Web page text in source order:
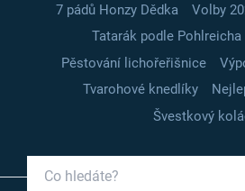
7 pádů Honzy Dědka
Volby
Tatarák podle Pohlreicha
Pěstování lichořeřišnice
Tvarohové knedlíky
Švestkový